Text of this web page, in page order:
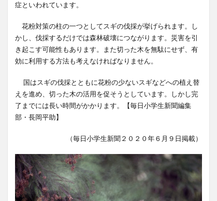
症といわれています。
花粉対策の柱の一つとしてスギの伐採が挙げられます。し
かし、伐採するだけでは森林破壊につながります。災害を引
き起こす可能性もあります。また切った木を無駄にせず、有
効に利用する方法も考えなければなりません。
国はスギの伐採とともに花粉の少ないスギなどへの植え替
えを進め、切った木の活用を促そうとしています。しかし完
了までには長い時間がかかります。【毎日小学生新聞編集
部・長岡平助】
（毎日小学生新聞２０２０年６月９日掲載）